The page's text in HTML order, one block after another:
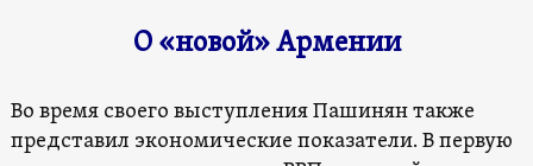
О «новой» Армении
Во время своего выступления Пашинян также
представил экономические показатели. В первую